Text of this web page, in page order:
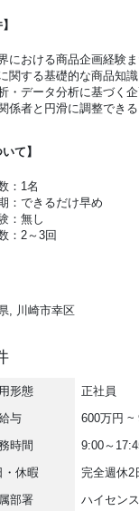
における商品企画経験
関する基礎的な商品知識
・データ分析に基づく
係者と円滑に調整でき
て】
：1名
：できるだけ早め
：無し
：2～3回
, 川崎市幸区
形態
正社員
与
600万円 ~
時間
9:00～
・休暇
完全週休2
部署
ハイセン